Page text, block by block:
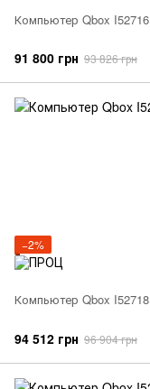
Компьютер Qbox I52716
91 800 грн 93 826 грн
−2%
Компьютер Qbox I52718
94 512 грн 96 904 грн